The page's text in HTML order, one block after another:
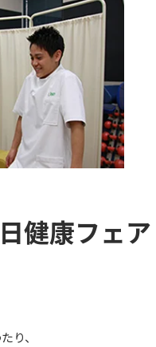
健康フェア
り、